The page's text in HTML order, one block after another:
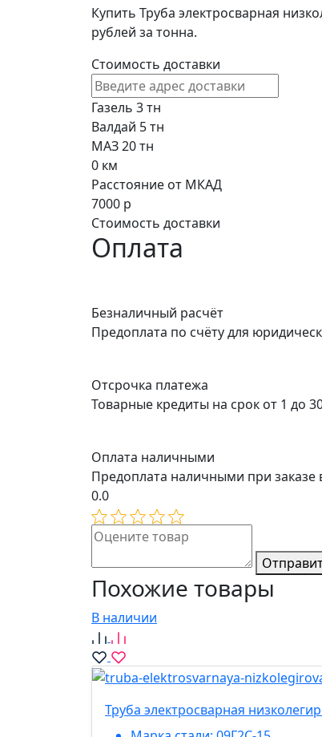
Купить Труба электросварная
рублей за тонна.
Стоимость доставки
Газель 3 тн
Валдай 5 тн
МАЗ 20 тн
0 км
Расстояние от МКАД
7000 р
Стоимость доставки
Оплата
Безналичный расчёт
Предоплата по счёту для
Отсрочка платежа
Товарные кредиты на срок от 1 до
Оплата наличными
Предоплата наличными при заказе
0.0
Похожие товары
В наличии
Труба электросварная